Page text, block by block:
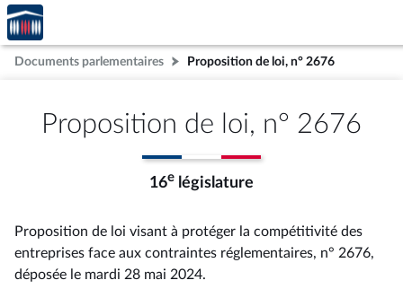
Aller au contenu
Aller en bas de la page
Accèder
à la
page
d'accueil
Documents parlementaires Proposition de loi, n° 2676
Proposition de loi, n° 2676
16e législature
Proposition de loi visant à protéger la compétitivité des
entreprises face aux contraintes réglementaires, n° 2676,
déposée le mardi 28 mai 2024.